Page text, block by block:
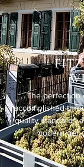
The perfection
accomplished
quality standards
modern